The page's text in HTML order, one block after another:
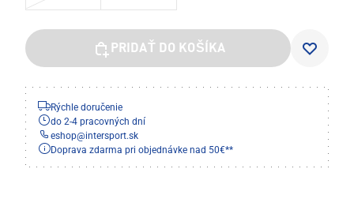
PRIDAŤ DO KOŠÍKA
Rýchle doručenie
do 2-4 pracovných dní
eshop@intersport.sk
Doprava zdarma pri objednávke nad 50€**